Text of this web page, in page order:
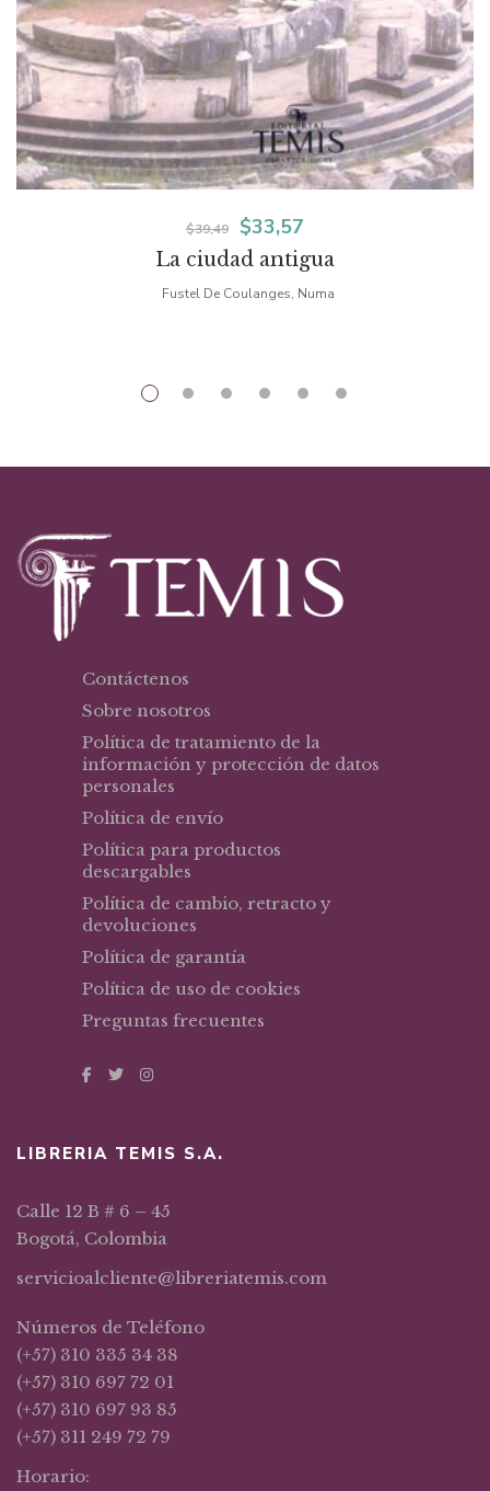
La ciudad antigua
$39,49
El
precio
original
$39,49.
$33,57
precio
actual
$33,57.
Fustel De Coulanges, Numa
Contáctenos
Sobre nosotros
Política de tratamiento de la
información y protección de datos
personales
Política de envío
Política para productos
descargables
Política de cambio, retracto y
devoluciones
Política de garantía
Política de uso de cookies
Preguntas frecuentes
LIBRERIA TEMIS S.A.
Calle 12 B # 6 – 45
Bogotá, Colombia
servicioalcliente@libreriatemis.com
Números de Teléfono
(+57) 310 335 34 38
(+57) 310 697 72 01
(+57) 310 697 93 85
(+57) 311 249 72 79
Horario: